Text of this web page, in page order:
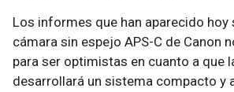
Los informes que han aparecido hoy
cámara sin espejo APS-C de Canon
para ser optimistas en cuanto a que
desarrollará un sistema compacto y